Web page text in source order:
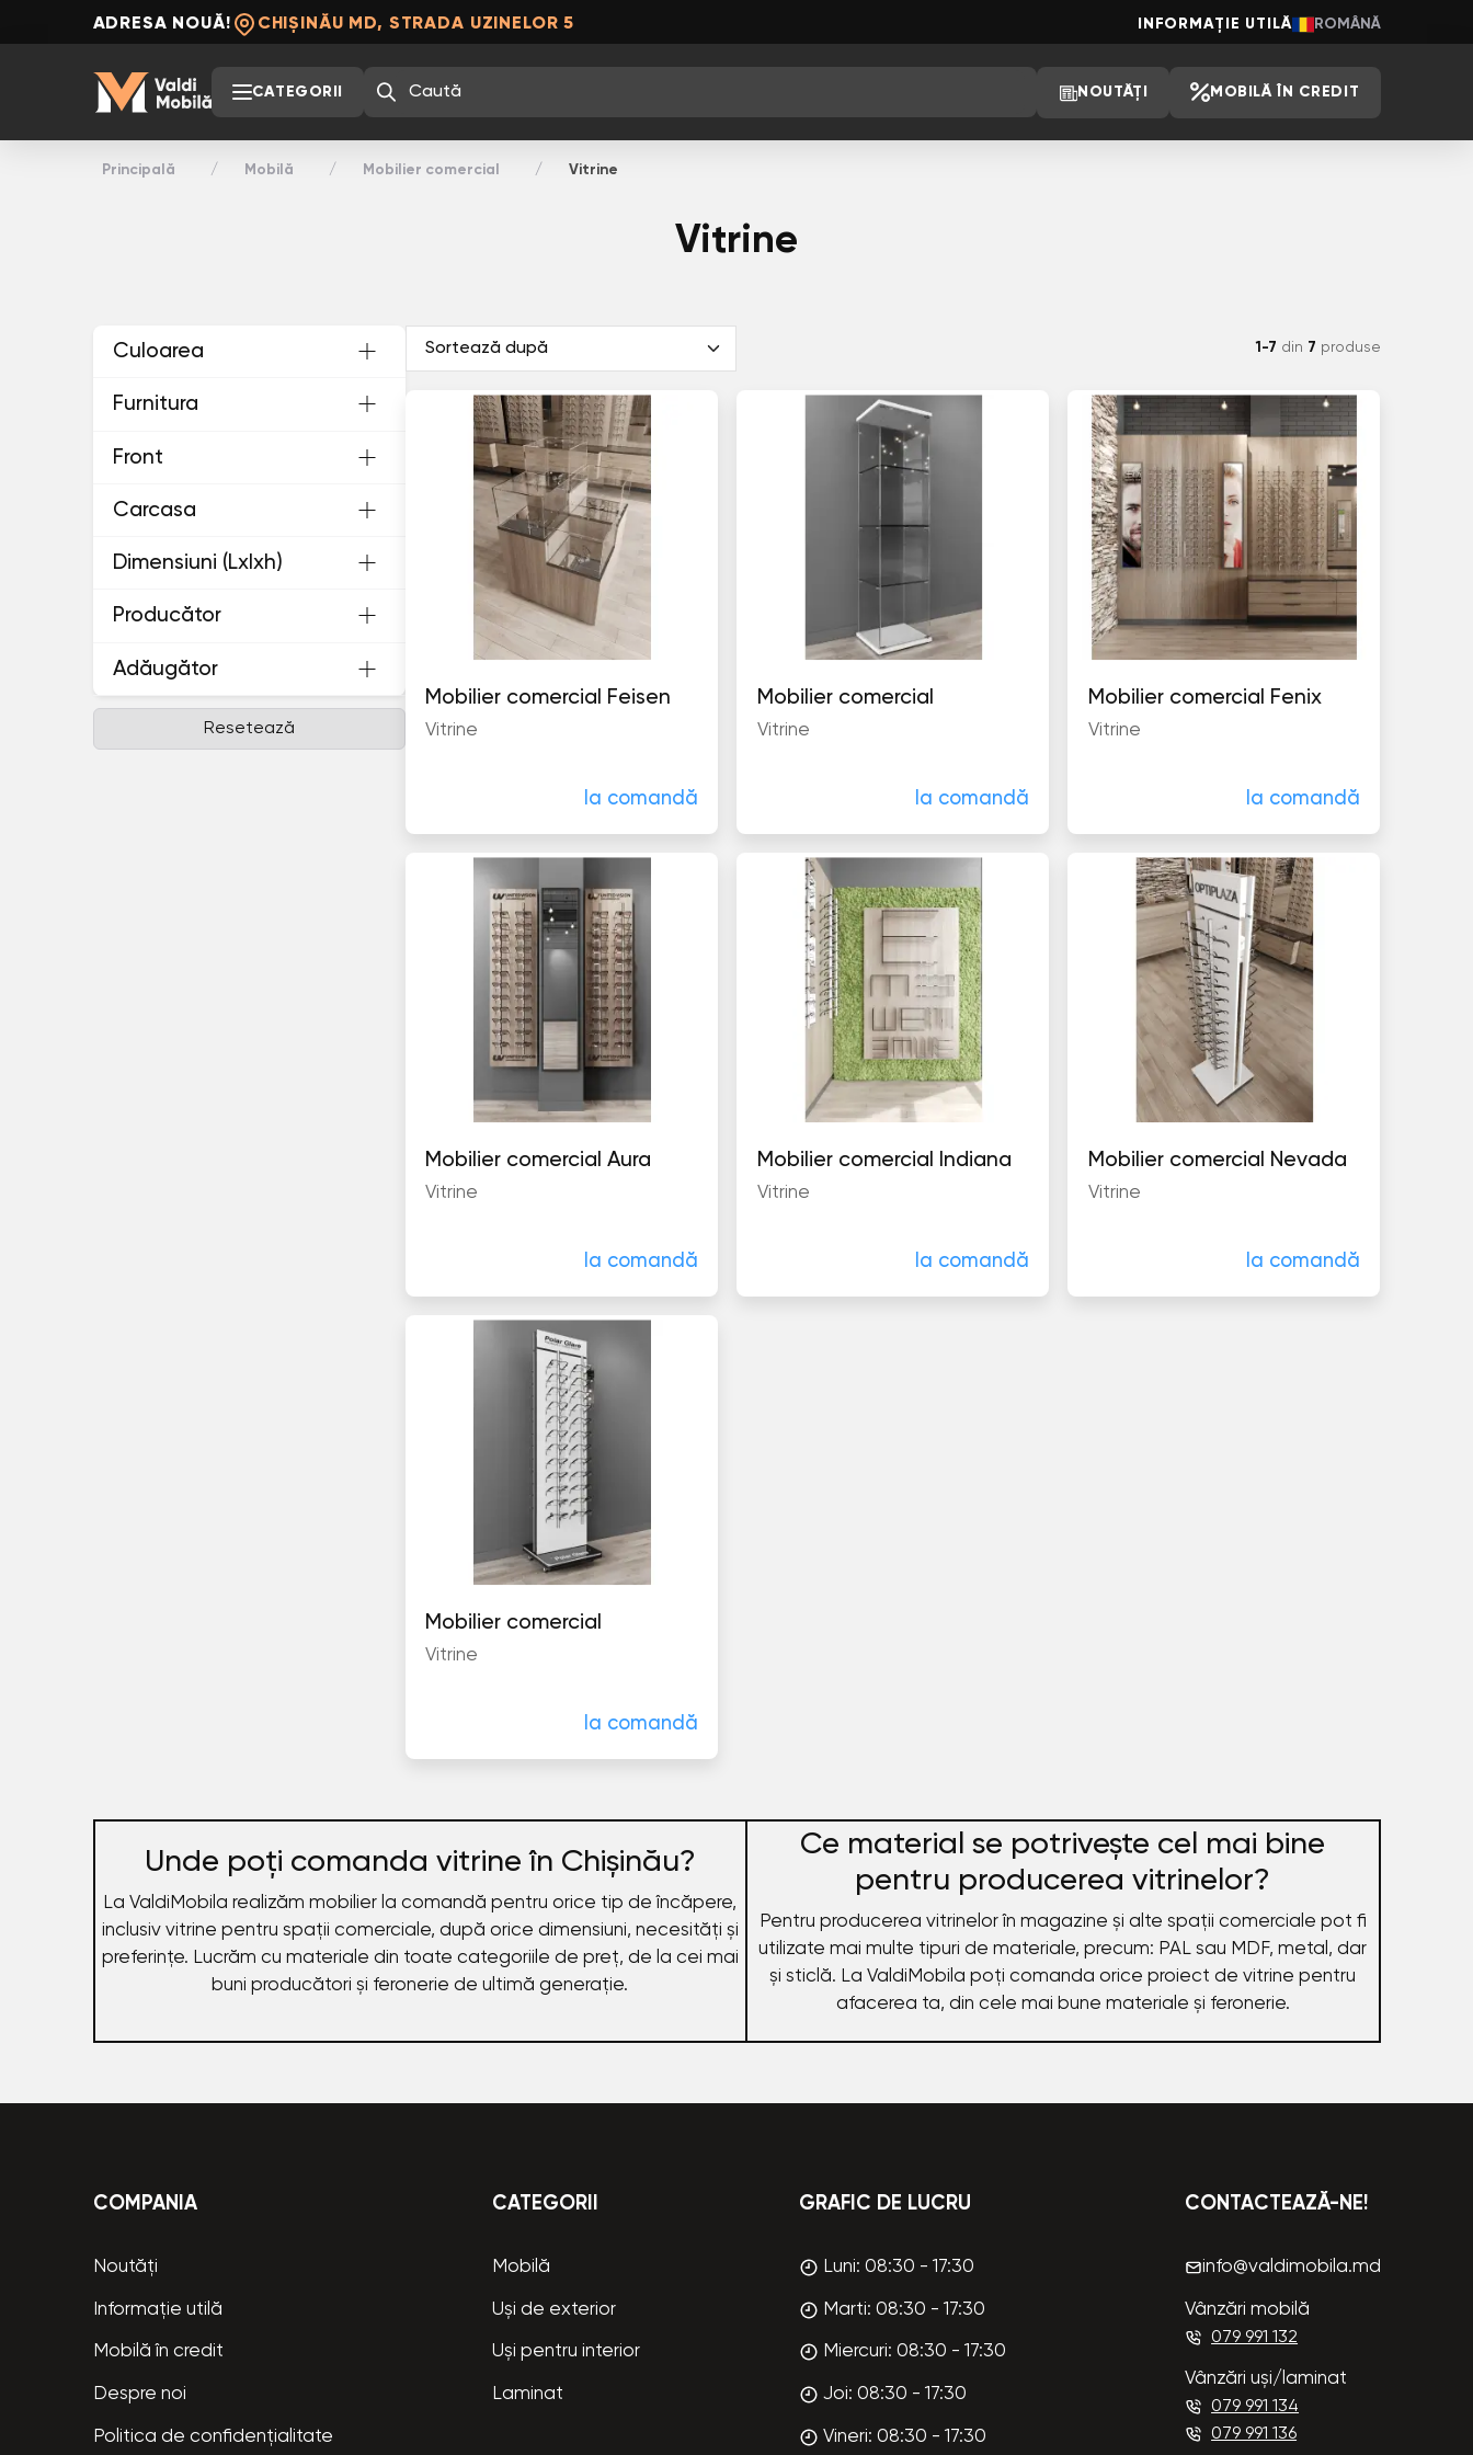
ADRESA NOUĂ! CHIȘINĂU MD, STRADA UZINELOR 5 INFORMAȚIE UTILĂ ROMÂNĂ
CATEGORII NOUTĂȚI MOBILĂ ÎN CREDIT
Principală Mobilă Mobilier comercial Vitrine
Vitrine
Culoarea
Furnitura
Front
Carcasa
Dimensiuni (Lxlxh)
Producător
Adăugător
Resetează
1-7 din 7 produse
Mobilier comercial Feisen
Vitrine
la comandă
Mobilier comercial
Vitrine
la comandă
Mobilier comercial Fenix
Vitrine
la comandă
Mobilier comercial Aura
Vitrine
la comandă
Mobilier comercial Indiana
Vitrine
la comandă
Mobilier comercial Nevada
Vitrine
la comandă
Mobilier comercial
Vitrine
la comandă
Unde poți comanda vitrine în Chișinău?
La ValdiMobila realizăm mobilier la comandă pentru orice tip de încăpere,
inclusiv vitrine pentru spații comerciale, după orice dimensiuni, necesități și
preferințe. Lucrăm cu materiale din toate categoriile de preț, de la cei mai
buni producători și feronerie de ultimă generație.
Ce material se potrivește cel mai bine
pentru producerea vitrinelor?
Pentru producerea vitrinelor în magazine și alte spații comerciale pot fi
utilizate mai multe tipuri de materiale, precum: PAL sau MDF, metal, dar
și sticlă. La ValdiMobila poți comanda orice proiect de vitrine pentru
afacerea ta, din cele mai bune materiale și feronerie.
COMPANIA
Noutăți
Informație utilă
Mobilă în credit
Despre noi
Politica de confidențialitate
CATEGORII
Mobilă
Uși de exterior
Uși pentru interior
Laminat
GRAFIC DE LUCRU
Luni: 08:30 - 17:30
Marti: 08:30 - 17:30
Miercuri: 08:30 - 17:30
Joi: 08:30 - 17:30
Vineri: 08:30 - 17:30
CONTACTEAZĂ-NE!
info@valdimobila.md
Vânzări mobilă
079 991 132
Vânzări uși/laminat
079 991 134
079 991 136